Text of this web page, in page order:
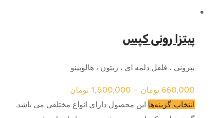
پیتزا رونی کپس
پپرونی ، فلفل دلمه ای ، زیتون ، هالوپینو
660,000 تومان –
1,500,000 تومان
انتخاب گزینه‌ها این محصول دارای انواع مختلفی می باشد.